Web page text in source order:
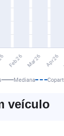
Mediana Copart
veículo